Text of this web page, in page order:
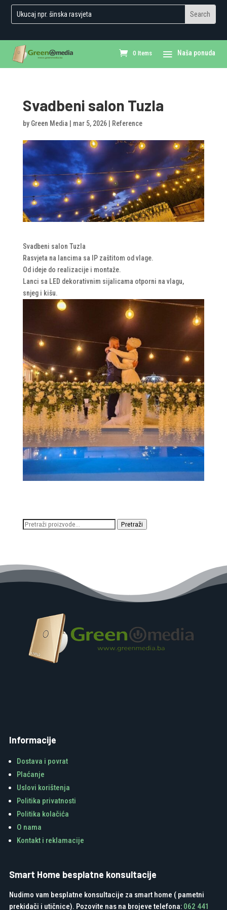
0 Items
Svadbeni salon Tuzla
by Green Media mar 5, 2026| Reference
Svadbeni salon Tuzla
Rasvjeta na lancima sa IP zaštitom od vlage.
Od ideje do realizacije i montaže.
Lanci sa LED dekorativnim sijalicama otporni na vlagu,
snjeg i kišu.
Pretraži: Pretraži
Informacije
Dostava i povrat
Plaćanje
Uslovi korištenja
Politika privatnosti
Politika kolačića
O nama
Kontakt i reklamacije
Smart Home besplatne konsultacije
Nudimo vam besplatne konsultacije za smart home ( pametni
prekidači i utičnice). Pozovite nas na brojeve telefona: 062 441